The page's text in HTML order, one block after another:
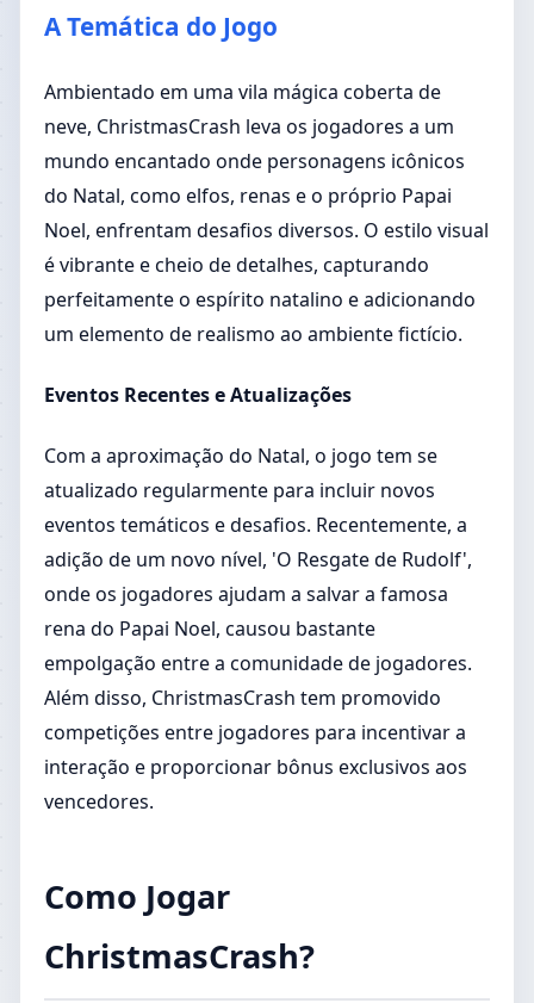
A Temática do Jogo
Ambientado em uma vila mágica coberta de
neve, ChristmasCrash leva os jogadores a um
mundo encantado onde personagens icônicos
do Natal, como elfos, renas e o próprio Papai
Noel, enfrentam desafios diversos. O estilo visual
é vibrante e cheio de detalhes, capturando
perfeitamente o espírito natalino e adicionando
um elemento de realismo ao ambiente fictício.
Eventos Recentes e Atualizações
Com a aproximação do Natal, o jogo tem se
atualizado regularmente para incluir novos
eventos temáticos e desafios. Recentemente, a
adição de um novo nível, 'O Resgate de Rudolf',
onde os jogadores ajudam a salvar a famosa
rena do Papai Noel, causou bastante
empolgação entre a comunidade de jogadores.
Além disso, ChristmasCrash tem promovido
competições entre jogadores para incentivar a
interação e proporcionar bônus exclusivos aos
vencedores.
Como Jogar
ChristmasCrash?